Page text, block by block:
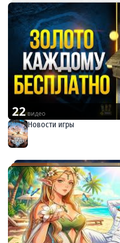
22видео
Новости игры